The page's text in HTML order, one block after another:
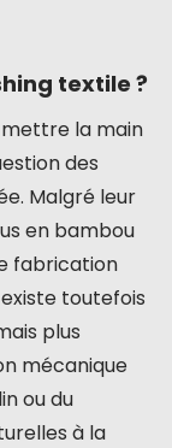
textile ?
mettre la main
des
Malgré leur
en bambou
fabrication
toutefois
plus
mécanique
ou du
à la